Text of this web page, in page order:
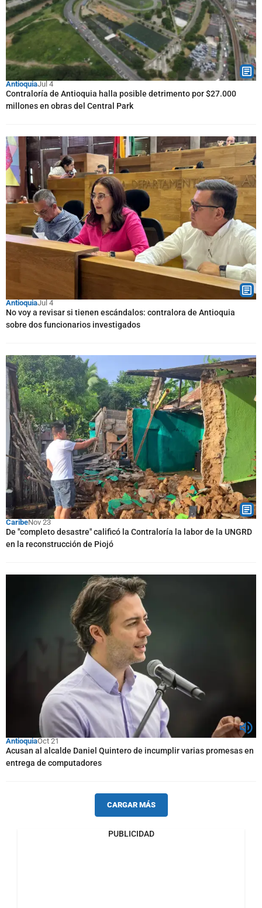
AntioquiaJul 4
Contraloría de Antioquia halla posible detrimento por $27.000
millones en obras del Central Park
AntioquiaJul 4
No voy a revisar si tienen escándalos: contralora de Antioquia
sobre dos funcionarios investigados
CaribeNov 23
De "completo desastre" calificó la Contraloría la labor de la UNGRD
en la reconstrucción de Piojó
AntioquiaOct 21
Acusan al alcalde Daniel Quintero de incumplir varias promesas en
entrega de computadores
CARGAR MÁS
PUBLICIDAD